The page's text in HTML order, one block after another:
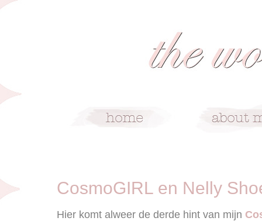
CosmoGIRL en Nelly
Hier komt alweer de derde hint van mijn